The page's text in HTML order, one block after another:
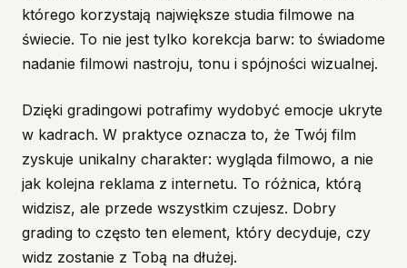
którego korzystają największe studia filmowe na
świecie. To nie jest tylko korekcja barw: to świadome
nadanie filmowi nastroju, tonu i spójności wizualnej.
Dzięki gradingowi potrafimy wydobyć emocje ukryte
w kadrach. W praktyce oznacza to, że Twój film
zyskuje unikalny charakter: wygląda filmowo, a nie
jak kolejna reklama z internetu. To różnica, którą
widzisz, ale przede wszystkim czujesz. Dobry
grading to często ten element, który decyduje, czy
widz zostanie z Tobą na dłużej.